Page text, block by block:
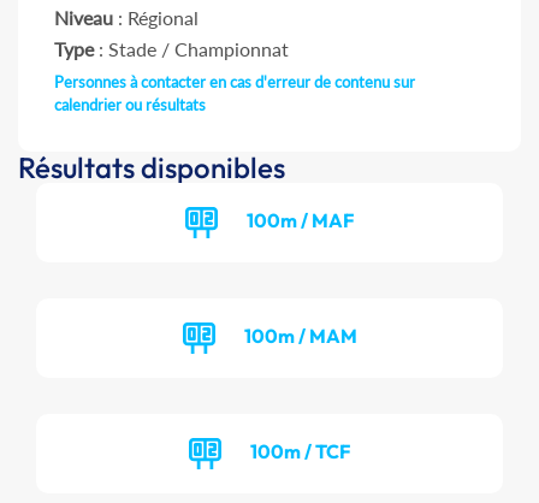
Niveau : Régional
Type: Stade / Championnat
Personnes à contacter en cas d'erreur de contenu sur
calendrier ou résultats
Résultats disponibles
100m / MAF
100m / MAM
100m / TCF